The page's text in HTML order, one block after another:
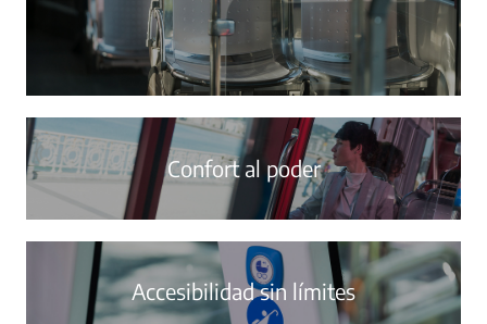
Confort al poder
Accesibilidad sin límites